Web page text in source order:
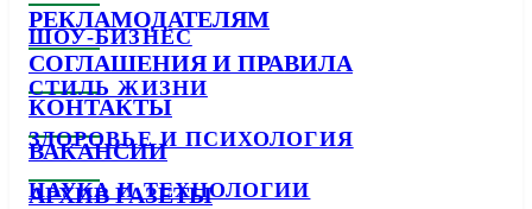
ШОУ-БИЗНЕС
СТИЛЬ ЖИЗНИ
ЗДОРОВЬЕ И ПСИХОЛОГИЯ
НАУКА И ТЕХНОЛОГИИ
РЕКЛАМОДАТЕЛЯМ
СОГЛАШЕНИЯ И ПРАВИЛА
КОНТАКТЫ
ВАКАНСИИ
АРХИВ ГАЗЕТЫ